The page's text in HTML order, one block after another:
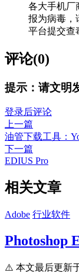
各大手机厂
报为病毒，
平台提交查
评论(0)
提示：请文明
登录后评论
上一篇
油管下载工具：
下一篇
EDIUS Pro
相关文章
Adobe 行业软件
Photoshop
⚠️ 本文最后更新